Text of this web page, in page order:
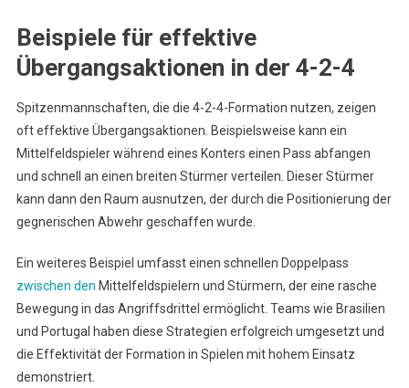
Beispiele für effektive
Übergangsaktionen in der 4-2-4
Spitzenmannschaften, die die 4-2-4-Formation nutzen, zeigen
oft effektive Übergangsaktionen. Beispielsweise kann ein
Mittelfeldspieler während eines Konters einen Pass abfangen
und schnell an einen breiten Stürmer verteilen. Dieser Stürmer
kann dann den Raum ausnutzen, der durch die Positionierung der
gegnerischen Abwehr geschaffen wurde.
Ein weiteres Beispiel umfasst einen schnellen Doppelpass
zwischen den Mittelfeldspielern und Stürmern, der eine rasche
Bewegung in das Angriffsdrittel ermöglicht. Teams wie Brasilien
und Portugal haben diese Strategien erfolgreich umgesetzt und
die Effektivität der Formation in Spielen mit hohem Einsatz
demonstriert.